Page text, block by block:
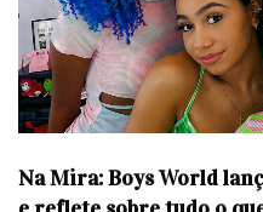
Na Mira: Boys World